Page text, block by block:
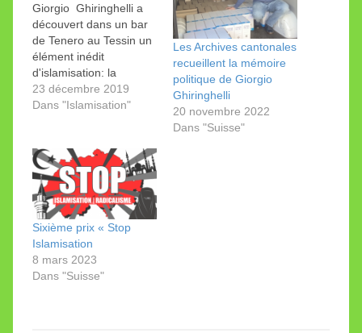
Giorgio Ghiringhelli a
découvert dans un bar
de Tenero au Tessin un
élément inédit
d'islamisation: la
crèche.
23 décembre 2019
Dans "Islamisation"
Les Archives cantonales
recueillent la mémoire
politique de Giorgio
Ghiringhelli
20 novembre 2022
Dans "Suisse"
Sixième prix « Stop
Islamisation
8 mars 2023
Dans "Suisse"